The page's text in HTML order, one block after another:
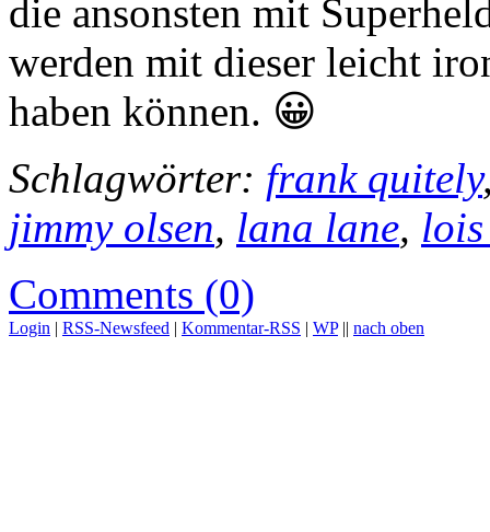
die ansonsten mit
werden mit dieser leicht
haben können. 😀
Schlagwörter: frank quitely
jimmy olsen, lana lane,
Comments (0)
Login | RSS-Newsfeed | Kommentar-RSS | WP|| nach oben